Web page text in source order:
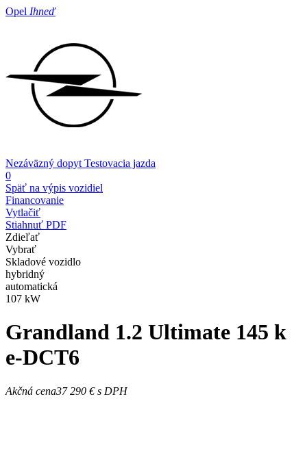
Opel Ihneď
Nezáväzný dopyt Testovacia jazda
0
Späť na výpis vozidiel
Financovanie
Vytlačiť
Stiahnuť PDF
Zdieľať
Vybrať
Skladové vozidlo
hybridný
automatická
107 kW
Grandland 1.2 Ultimate 145 k
e-DCT6
Akčná cena37 290 €s DPH